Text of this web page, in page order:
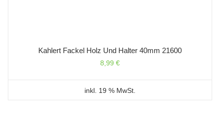
Kahlert Fackel Holz Und Halter 40mm 21600
8,99 €
inkl. 19 % MwSt.